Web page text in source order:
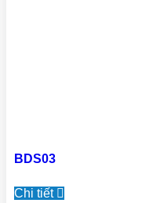
BDS03
Chi tiết